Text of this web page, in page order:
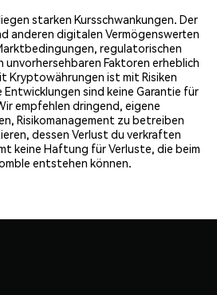
starken Kursschwankungen. Der
anderen digitalen Vermögenswerten
regulatorischen
unvorhersehbaren Faktoren erheblich
Kryptowährungen ist mit Risiken
sind keine Garantie für
empfehlen dringend, eigene
Risikomanagement zu betreiben
dessen Verlust du verkraften
keine Haftung für Verluste, die beim
entstehen können.